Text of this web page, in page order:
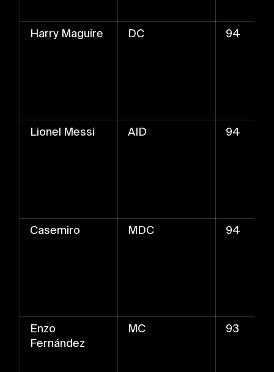
Harry Maguire DC 94
Lionel Messi AID 94
Casemiro MDC 94
Enzo
Fernández
MC 93